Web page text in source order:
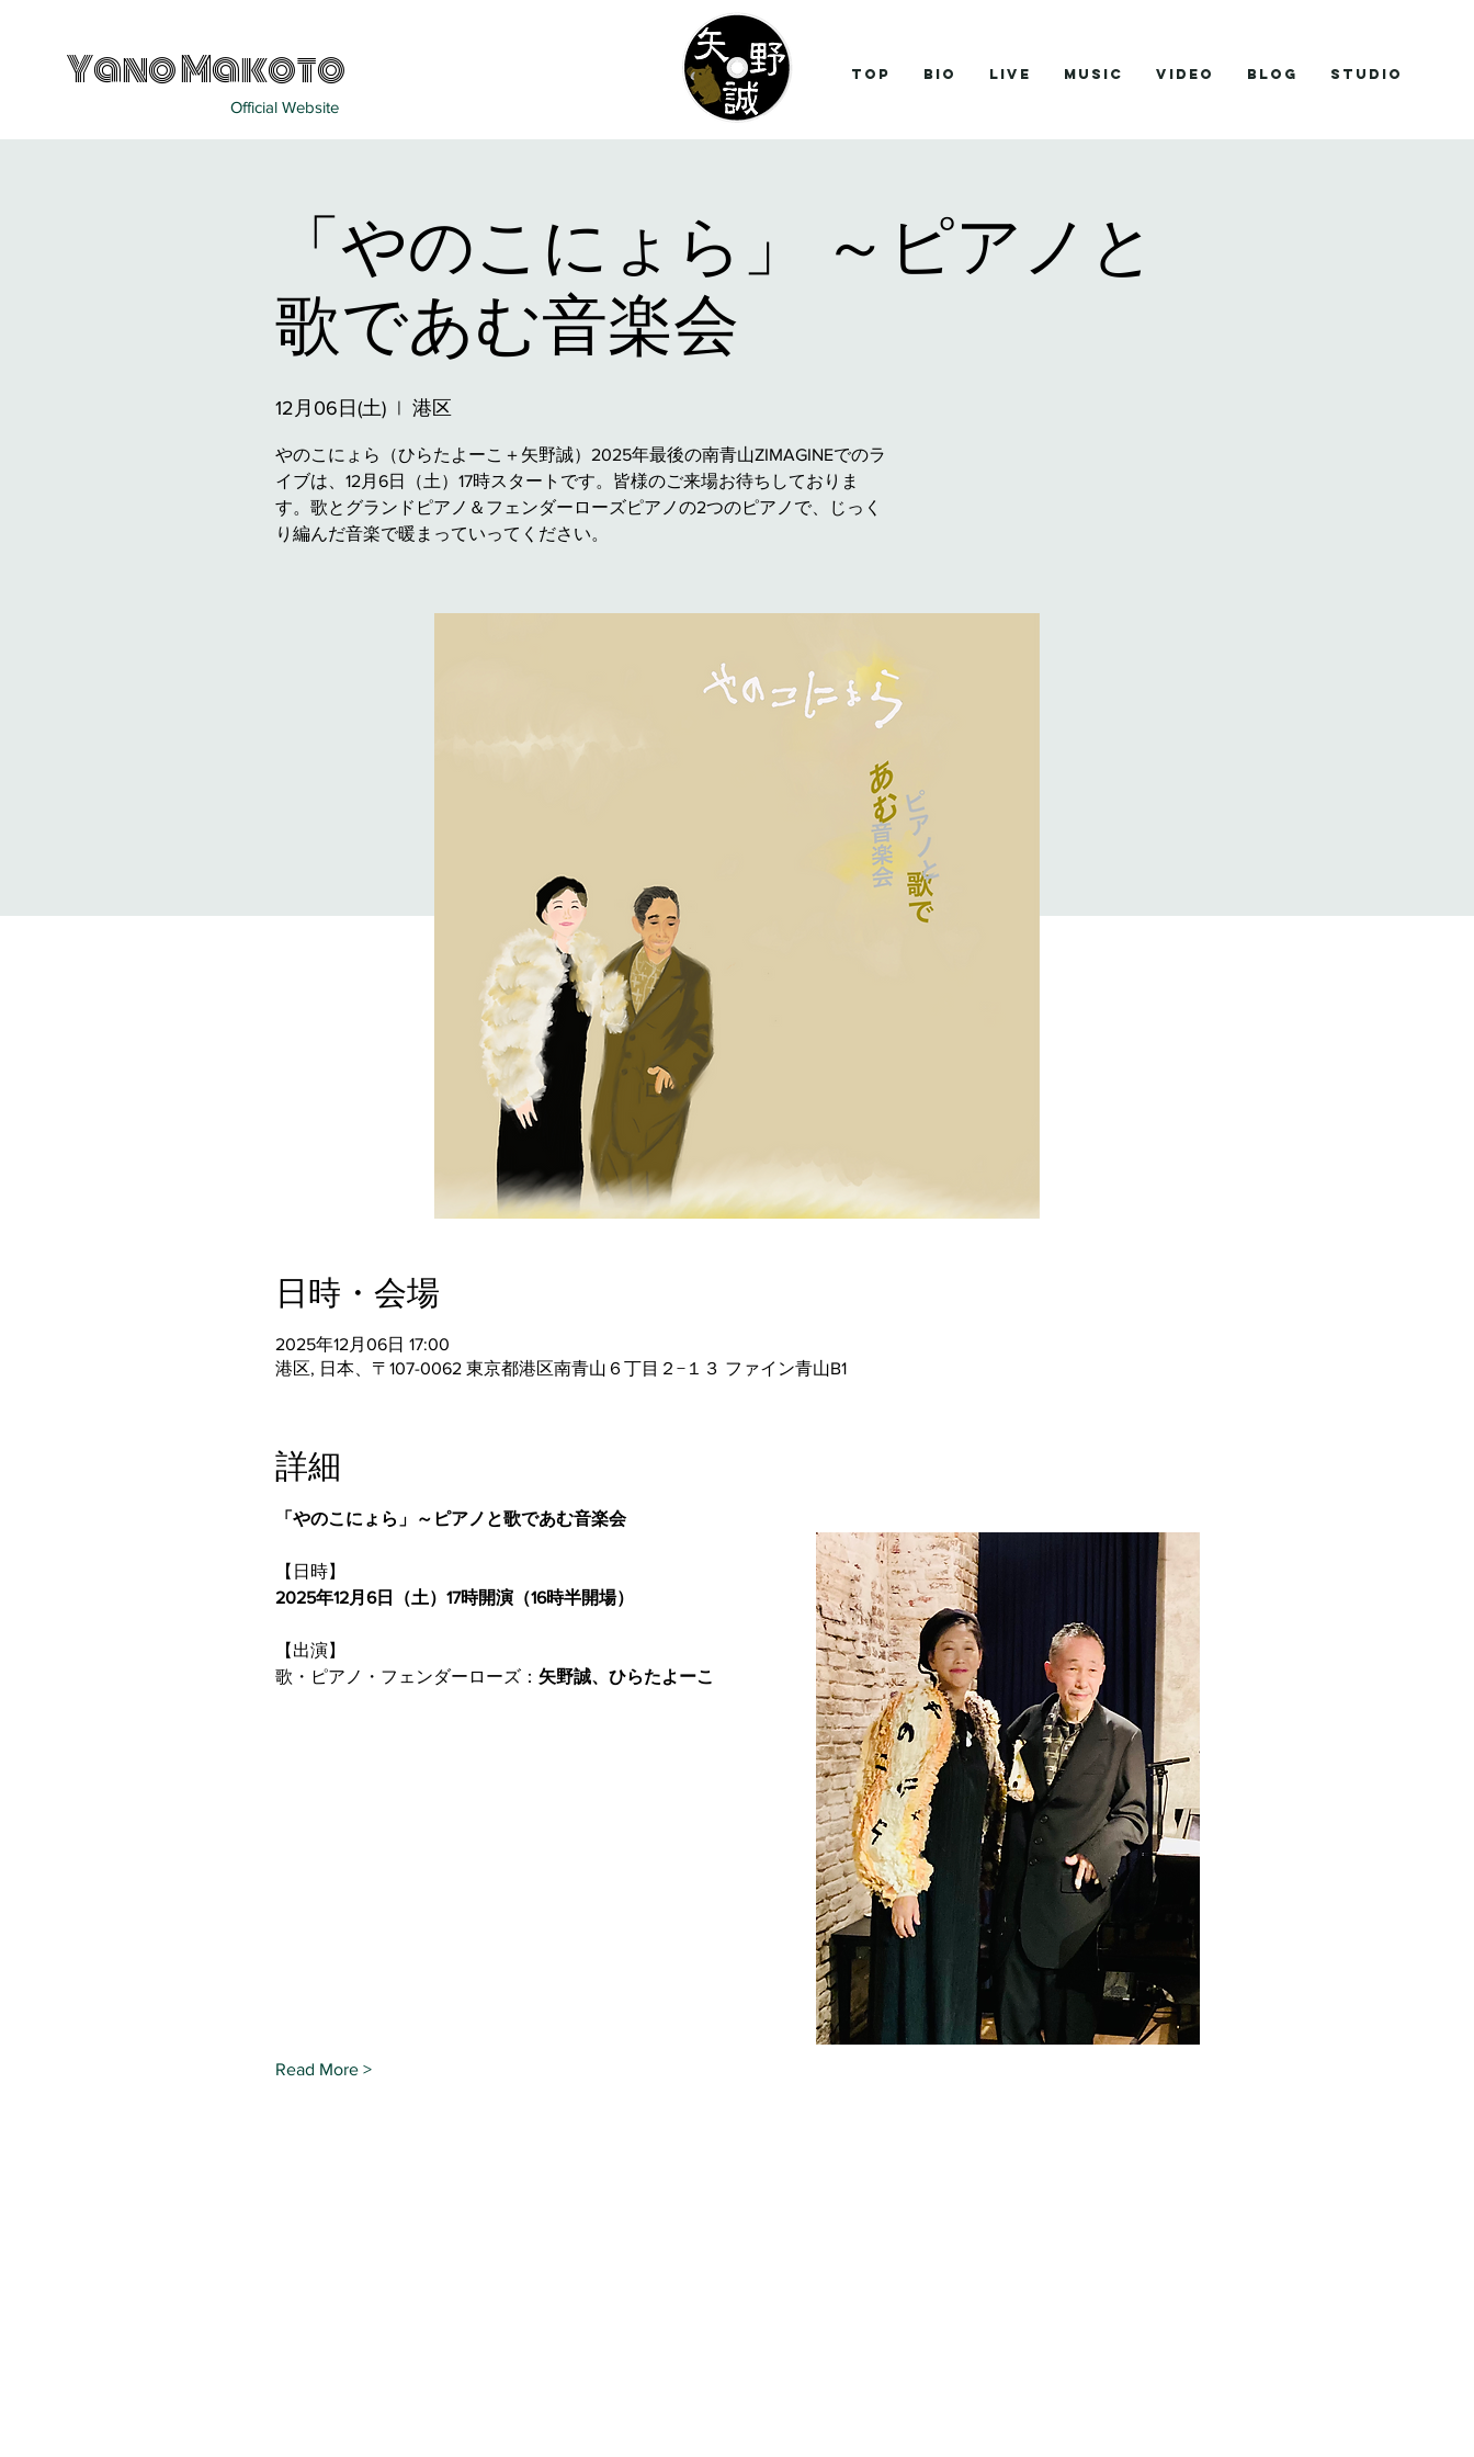
Yano Makoto Top Bio Live Music Video Blog studio
Official Website
「やのこにょら」 ～ピアノと
歌であむ音楽会
12月06日(土)
  |
港区
やのこにょら（ひらたよーこ＋矢野誠）2025年最後の南青山ZIMAGINEでのラ
イブは、12月6日（土）17時スタートです。皆様のご来場お待ちしておりま
す。歌とグランドピアノ＆フェンダーローズピアノの2つのピアノで、じっく
り編んだ音楽で暖まっていってください。
日時・会場
2025年12月06日 17:00
港区, 日本、〒107-0062 東京都港区南青山６丁目２−１３ ファイン青山B1
詳細
「やのこにょら」～ピアノと歌であむ音楽会
【日時】
2025年12月6日（土）17時開演（16時半開場）
【出演】
歌・ピアノ・フェンダーローズ： 矢野誠、ひらたよーこ
Read More >